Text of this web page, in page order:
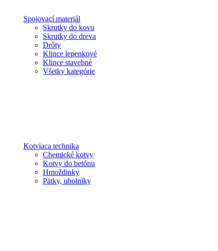
Spojovací materiál
Skrutky do kovu
Skrutky do dreva
Drôty
Klince lepenkové
Klince stavebné
Všetky kategórie
Kotviaca technika
Chemické kotvy
Kotvy do betónu
Hmoždinky
Pätky, uholníky